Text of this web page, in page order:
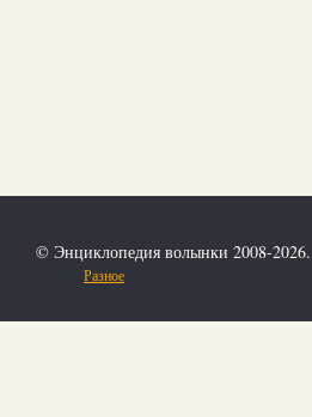
© Энциклопедия волынки 2008-
Разное